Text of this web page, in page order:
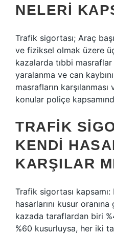
NELERI
Trafik sigortası; Araç
ve fiziksel olmak üzere
kazalarda tıbbi
yaralanma ve can
masrafların
konular poliçe
TRAFIK
KENDI
KARŞILAR
Trafik sigortası
hasarlarını kusur
kazada taraflardan biri
%60 kusurluysa, her iki